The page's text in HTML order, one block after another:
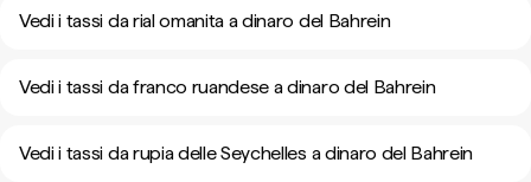
Vedi i tassi da rial omanita a dinaro del Bahrein
Vedi i tassi da franco ruandese a dinaro del Bahrein
Vedi i tassi da rupia delle Seychelles a dinaro del Bahrein